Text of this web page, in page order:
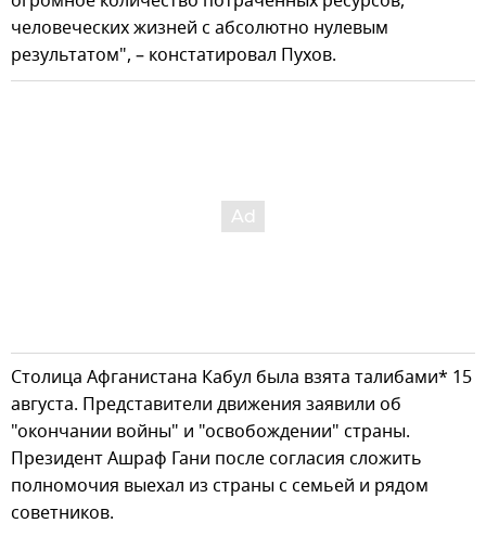
человеческих жизней с абсолютно нулевым
результатом", – констатировал Пухов.
Столица Афганистана Кабул была взята талибами* 15
августа. Представители движения заявили об
"окончании войны" и "освобождении" страны.
Президент Ашраф Гани после согласия сложить
полномочия выехал из страны с семьей и рядом
советников.